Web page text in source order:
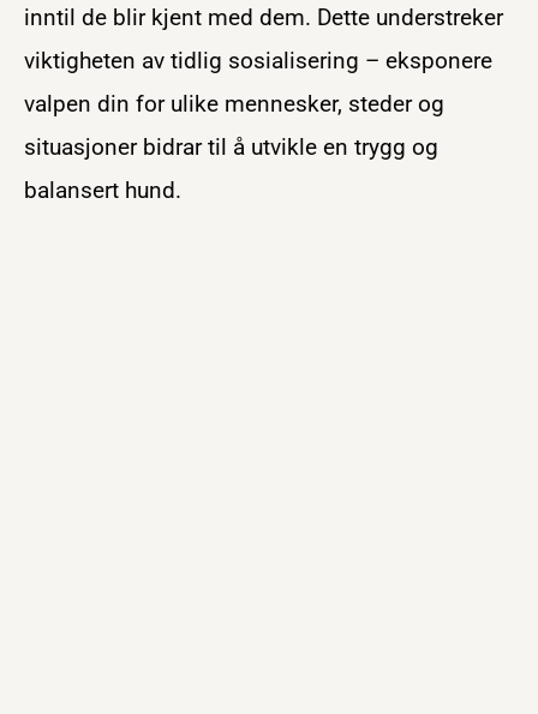
inntil de blir kjent med dem. Dette understreker
viktigheten av tidlig sosialisering – eksponere
valpen din for ulike mennesker, steder og
situasjoner bidrar til å utvikle en trygg og
balansert hund.